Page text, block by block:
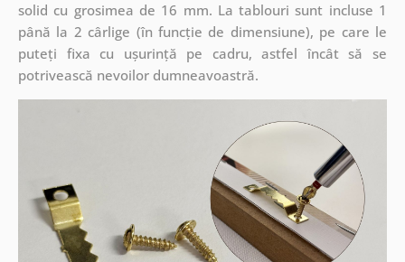
solid cu grosimea de 16 mm. La tablouri sunt incluse 1
până la 2 cârlige (în funcție de dimensiune), pe care le
puteți fixa cu ușurință pe cadru, astfel încât să se
potrivească nevoilor dumneavoastră.